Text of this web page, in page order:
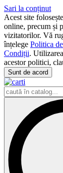
Sari la conținut
Acest site
online, precum și
vizitatorilor. Vă
înțelege Politica
Condiții.
acestor politici,
Sunt de acord